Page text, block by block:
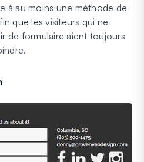
à au moins une méthode de
que les visiteurs qui ne
de formulaire aient toujours